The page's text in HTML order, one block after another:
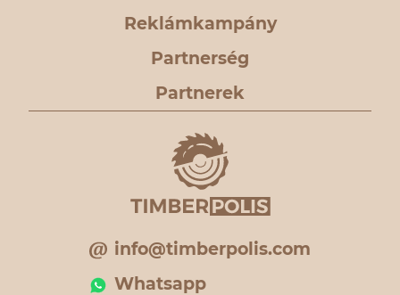
Reklámkampány
Partnerség
Partnerek
info@timberpolis.com
Whatsapp